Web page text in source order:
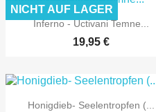
 Vorschau
Inferno - Uctivani Temne...
19,95 €
NICHT AUF LAGER
 Vorschau
Honigdieb- Seelentropfen (...